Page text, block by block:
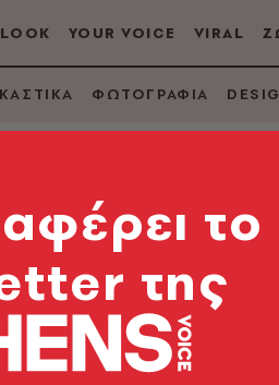
LOOK YOUR VOICE VIRAL
ΦΩΤΟΓΡΑΦΙΑ
ΓΚΕΝΑΚΟΥ
το
της